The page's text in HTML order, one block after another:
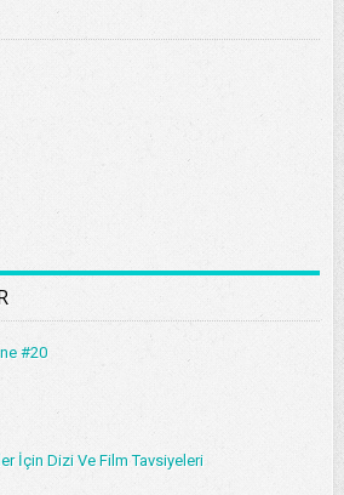
#20
İçin Dizi Ve Film Tavsiyeleri